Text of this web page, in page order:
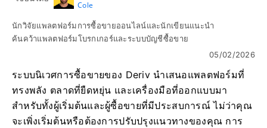
Cole
นักวิจัยแพลตฟอร์มการซื้อขายออนไลน์และนักเขียนแนะนำ
ค้นคว้าแพลตฟอร์มโบรกเกอร์และระบบบัญชีซื้อขาย
05/02/2026
ระบบนิเวศการซื้อขายของ Deriv นำเสนอแพลตฟอร์มที่
ทรงพลัง ตลาดที่ยืดหยุ่น และเครื่องมือที่ออกแบบมา
สำหรับทั้งผู้เริ่มต้นและผู้ซื้อขายที่มีประสบการณ์ ไม่ว่าคุณ
จะเพิ่งเริ่มต้นหรือต้องการปรับปรุงแนวทางของคุณ การ